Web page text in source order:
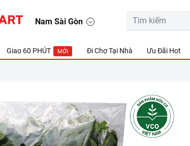
Nam Sài Gòn
Giao 60 PHÚT MỚI Đi Chợ Tại Nhà Ưu Đãi Hot